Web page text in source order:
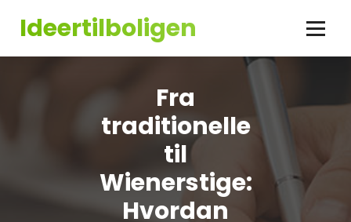
Ideertilboligen
Fra
traditionelle
til
Wienerstige:
Hvordan